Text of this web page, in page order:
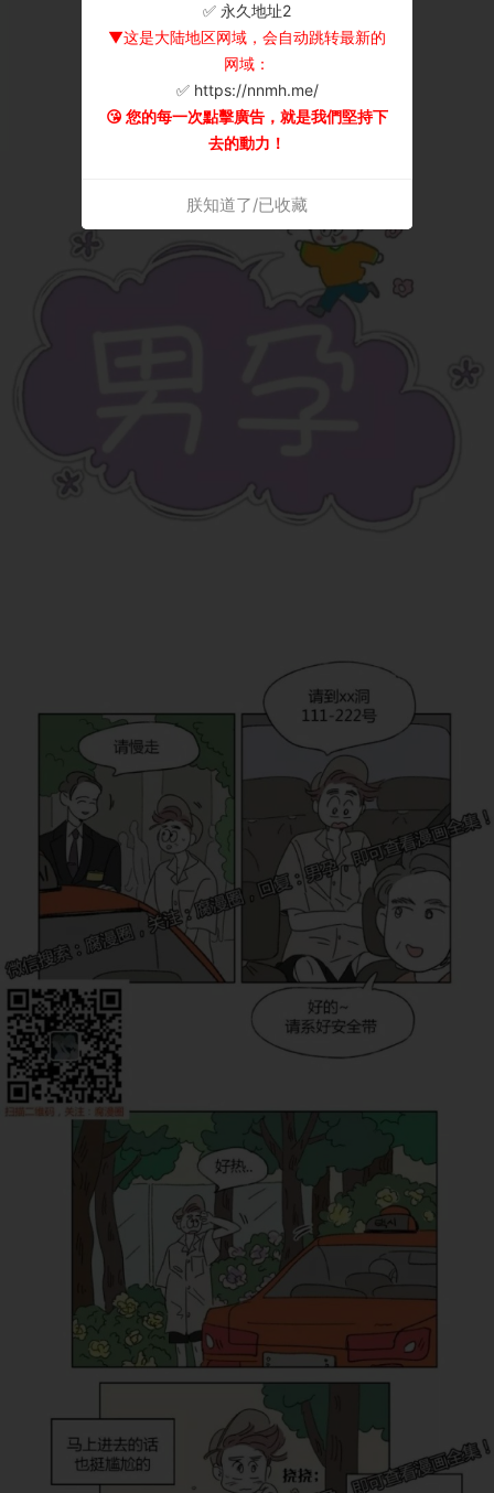
✅ 永久地址2
▼这是大陆地区网域，会自动跳转最新的
网域：
✅ https://nnmh.me/
😘 您的每一次點擊廣告，就是我們堅持下
去的動力！
朕知道了/已收藏